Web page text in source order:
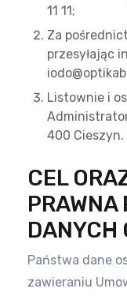
11 11;
Za
przesyłając
Listownie i
400 Cieszyn.
CEL
PRAWNA
DANYCH
Państwa dane
zawieraniu